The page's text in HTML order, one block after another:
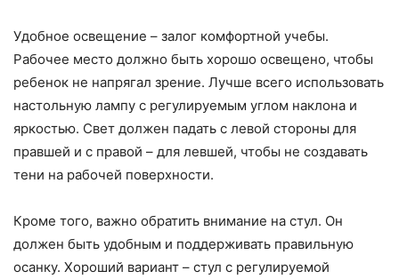
Удобное освещение – залог комфортной учебы.
Рабочее место должно быть хорошо освещено, чтобы
ребенок не напрягал зрение. Лучше всего использовать
настольную лампу с регулируемым углом наклона и
яркостью. Свет должен падать с левой стороны для
правшей и с правой – для левшей, чтобы не создавать
тени на рабочей поверхности.
Кроме того, важно обратить внимание на стул. Он
должен быть удобным и поддерживать правильную
осанку. Хороший вариант – стул с регулируемой